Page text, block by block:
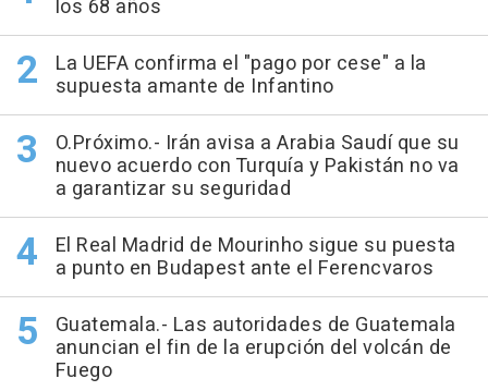
los 68 años
La UEFA confirma el "pago por cese" a la
supuesta amante de Infantino
O.Próximo.- Irán avisa a Arabia Saudí que su
nuevo acuerdo con Turquía y Pakistán no va
a garantizar su seguridad
El Real Madrid de Mourinho sigue su puesta
a punto en Budapest ante el Ferencvaros
Guatemala.- Las autoridades de Guatemala
anuncian el fin de la erupción del volcán de
Fuego